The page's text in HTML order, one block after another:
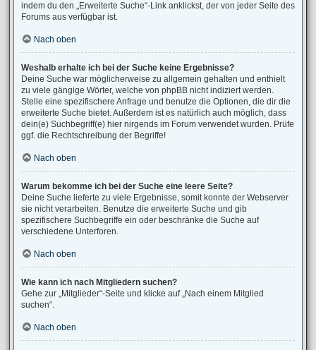
indem du den „Erweiterte Suche“-Link anklickst, der von jeder Seite des
Forums aus verfügbar ist.
Nach oben
Weshalb erhalte ich bei der Suche keine Ergebnisse?
Deine Suche war möglicherweise zu allgemein gehalten und enthielt
zu viele gängige Wörter, welche von phpBB nicht indiziert werden.
Stelle eine spezifischere Anfrage und benutze die Optionen, die dir die
erweiterte Suche bietet. Außerdem ist es natürlich auch möglich, dass
dein(e) Suchbegriff(e) hier nirgends im Forum verwendet wurden. Prüfe
ggf. die Rechtschreibung der Begriffe!
Nach oben
Warum bekomme ich bei der Suche eine leere Seite?
Deine Suche lieferte zu viele Ergebnisse, somit konnte der Webserver
sie nicht verarbeiten. Benutze die erweiterte Suche und gib
spezifischere Suchbegriffe ein oder beschränke die Suche auf
verschiedene Unterforen.
Nach oben
Wie kann ich nach Mitgliedern suchen?
Gehe zur „Mitglieder“-Seite und klicke auf „Nach einem Mitglied
suchen“.
Nach oben